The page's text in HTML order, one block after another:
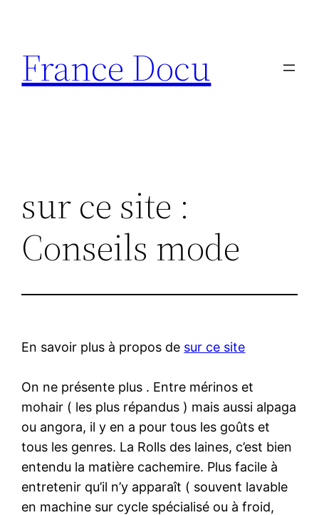
contenu
France Docu
sur ce site :
Conseils mode
En savoir plus à propos de sur ce site
On ne présente plus . Entre mérinos et
mohair ( les plus répandus ) mais aussi alpaga
ou angora, il y en a pour tous les goûts et
tous les genres. La Rolls des laines, c’est bien
entendu la matière cachemire. Plus facile à
entretenir qu’il n’y apparaît ( souvent lavable
en machine sur cycle spécialisé ou à froid,